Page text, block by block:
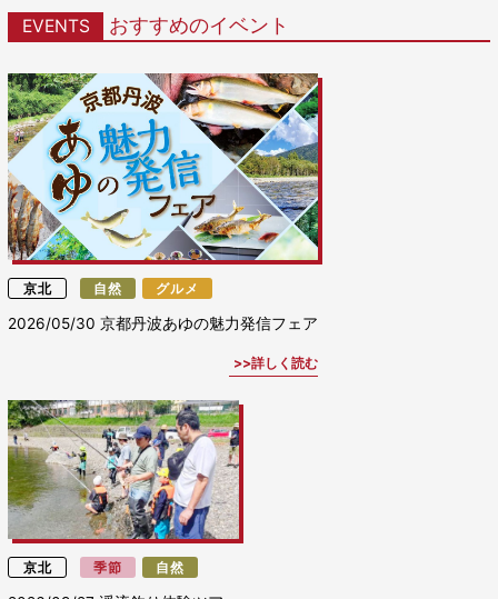
EVENTS おすすめのイベント
京北 自然 グルメ
2026/05/30京都丹波あゆの魅力発信フェア
詳しく読む
京北 季節 自然